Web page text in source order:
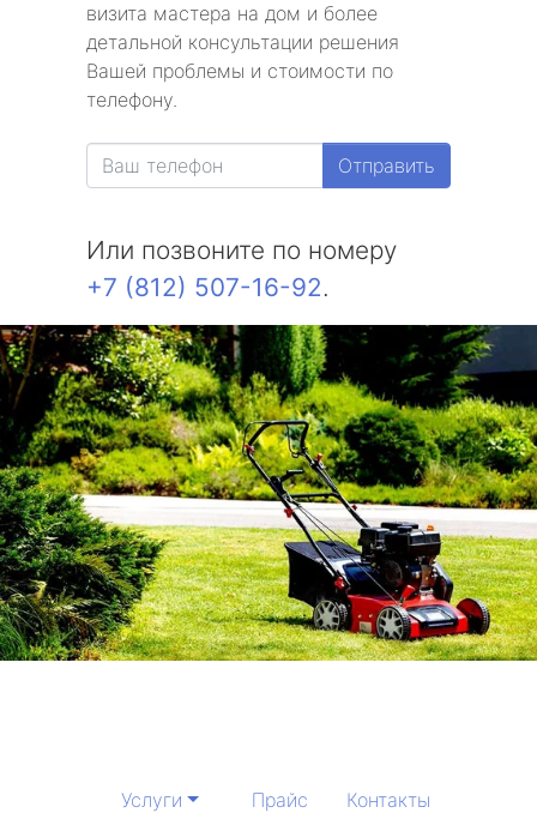
визита мастера на дом и более
детальной консультации решения
Вашей проблемы и стоимости по
телефону.
Отправить
Или позвоните по номеру
+7 (812) 507-16-92.
Услуги Прайс Контакты